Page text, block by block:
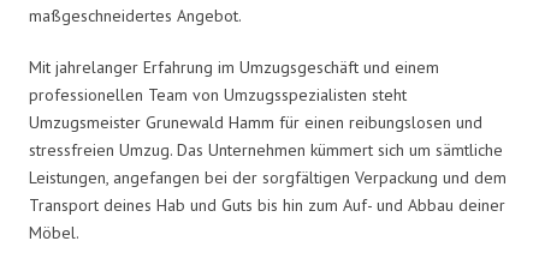
maßgeschneidertes Angebot.
Mit jahrelanger Erfahrung im Umzugsgeschäft und einem
professionellen Team von Umzugsspezialisten steht
Umzugsmeister Grunewald Hamm für einen reibungslosen und
stressfreien Umzug. Das Unternehmen kümmert sich um sämtliche
Leistungen, angefangen bei der sorgfältigen Verpackung und dem
Transport deines Hab und Guts bis hin zum Auf- und Abbau deiner
Möbel.